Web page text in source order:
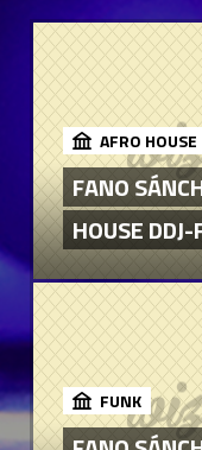
AFRO HOUSE
FANO
HOUSE
FUNK